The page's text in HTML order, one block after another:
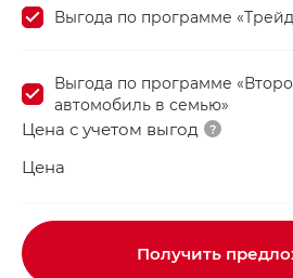
Выгода по программе
Выгода по программе
автомобиль в семью»
Цена с учетом выгод
Цена
Получить